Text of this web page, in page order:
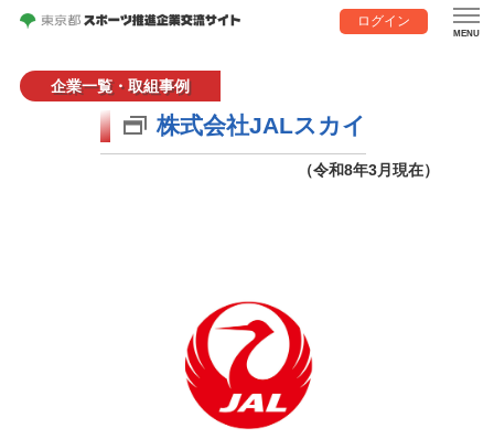
ログイン
企業一覧・取組事例
株式会社JALスカイ
（令和8年3月現在）